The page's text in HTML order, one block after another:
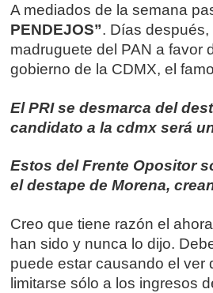
A mediados de la semana
PENDEJOS”. Días
madruguete del PAN a favor
gobierno de la CDMX, el
El PRI se desmarca del
candidato a la cdmx será
Estos del Frente Opositor
el destape de Morena,
Creo que tiene razón el
han sido y nunca lo dijo.
puede estar causando el ver
limitarse sólo a los ingresos